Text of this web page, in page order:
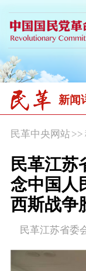
新闻
民革中央网站>>
民革江苏
念中国人
西斯战争
民革江苏省委